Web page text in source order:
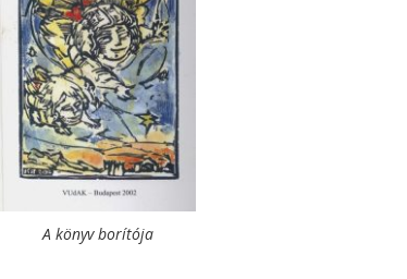
A könyv borítója